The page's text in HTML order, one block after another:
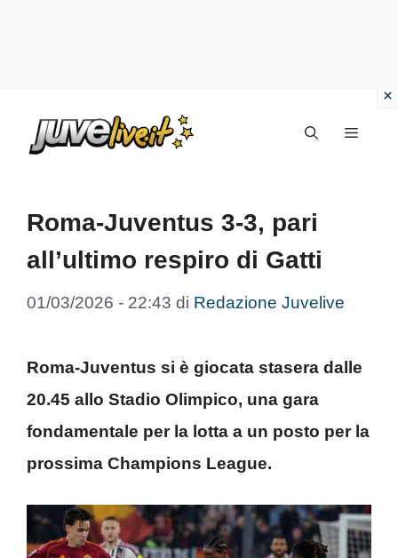
Menu
Roma-Juventus 3-3, pari
all’ultimo respiro di Gatti
01/03/2026 - 22:43 di Redazione Juvelive
Roma-Juventus si è giocata stasera dalle
20.45 allo Stadio Olimpico, una gara
fondamentale per la lotta a un posto per la
prossima Champions League.